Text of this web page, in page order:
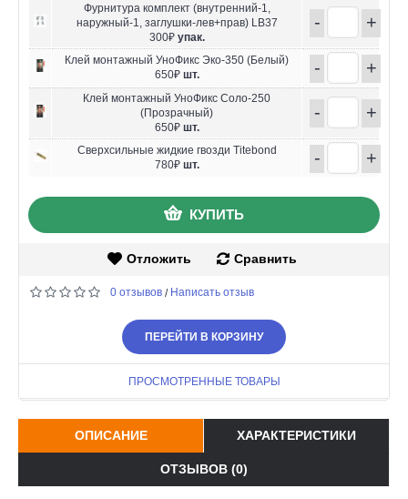
Фурнитура комплект (внутренний-1,
наружный-1, заглушки-лев+прав) LB37
300₽ упак.
- +
Клей монтажный УноФикс Эко-350 (Белый)
650₽ шт. - +
Клей монтажный УноФикс Соло-250
(Прозрачный)
650₽ шт.
- +
Сверхсильные жидкие гвозди Titebond
780₽ шт. - +
КУПИТЬ
Отложить Сравнить
0 отзывов / Написать отзыв
ПЕРЕЙТИ В КОРЗИНУ
ПРОСМОТРЕННЫЕ ТОВАРЫ
ОПИСАНИЕ ХАРАКТЕРИСТИКИ
ОТЗЫВОВ (0)